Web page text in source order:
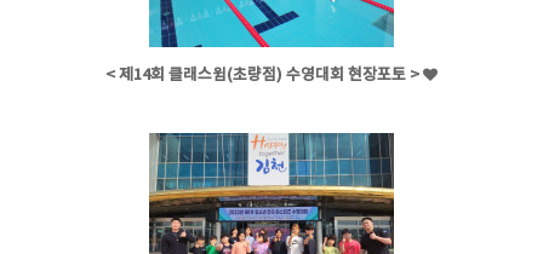
< 제14회 클래스윔(초량점) 수영대회 현장포토 >